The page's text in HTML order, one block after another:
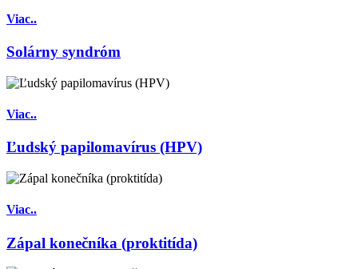
Viac..
Solárny syndróm
Viac..
Ľudský papilomavírus (HPV)
Viac..
Zápal konečníka (proktitída)